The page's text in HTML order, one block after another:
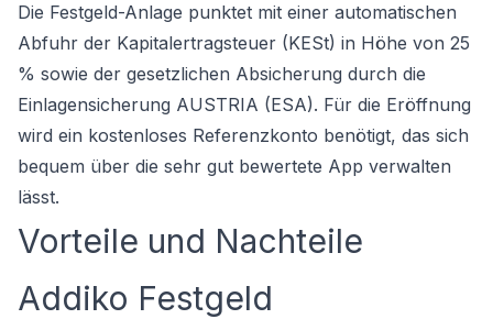
Die Festgeld-Anlage punktet mit einer automatischen
Abfuhr der Kapitalertragsteuer (KESt) in Höhe von 25
% sowie der gesetzlichen Absicherung durch die
Einlagensicherung AUSTRIA (ESA). Für die Eröffnung
wird ein kostenloses Referenzkonto benötigt, das sich
bequem über die sehr gut bewertete App verwalten
lässt.
Vorteile und Nachteile
Addiko Festgeld